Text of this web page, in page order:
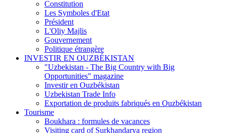
Constitution
Les Symboles d'Etat
Président
L'Oliy Majlis
Gouvernement
Politique étrangère
INVESTIR EN OUZBÉKISTAN
"Uzbekistan - The Big Country with Big
Opportunities" magazine
Investir en Ouzbékistan
Uzbekistan Trade Info
Exportation de produits fabriqués en Ouzbékistan
Tourisme
Boukhara : formules de vacances
Visiting card of Surkhandarya region